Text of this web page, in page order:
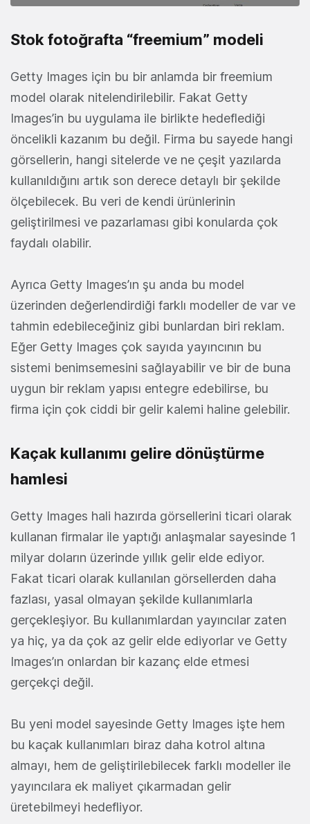
Stok fotoğrafta “freemium” modeli
Getty Images için bu bir anlamda bir freemium
model olarak nitelendirilebilir. Fakat Getty
Images’in bu uygulama ile birlikte hedeflediği
öncelikli kazanım bu değil. Firma bu sayede hangi
görsellerin, hangi sitelerde ve ne çeşit yazılarda
kullanıldığını artık son derece detaylı bir şekilde
ölçebilecek. Bu veri de kendi ürünlerinin
geliştirilmesi ve pazarlaması gibi konularda çok
faydalı olabilir.
Ayrıca Getty Images’ın şu anda bu model
üzerinden değerlendirdiği farklı modeller de var ve
tahmin edebileceğiniz gibi bunlardan biri reklam.
Eğer Getty Images çok sayıda yayıncının bu
sistemi benimsemesini sağlayabilir ve bir de buna
uygun bir reklam yapısı entegre edebilirse, bu
firma için çok ciddi bir gelir kalemi haline gelebilir.
Kaçak kullanımı gelire dönüştürme
hamlesi
Getty Images hali hazırda görsellerini ticari olarak
kullanan firmalar ile yaptığı anlaşmalar sayesinde 1
milyar doların üzerinde yıllık gelir elde ediyor.
Fakat ticari olarak kullanılan görsellerden daha
fazlası, yasal olmayan şekilde kullanımlarla
gerçekleşiyor. Bu kullanımlardan yayıncılar zaten
ya hiç, ya da çok az gelir elde ediyorlar ve Getty
Images’ın onlardan bir kazanç elde etmesi
gerçekçi değil.
Bu yeni model sayesinde Getty Images işte hem
bu kaçak kullanımları biraz daha kotrol altına
almayı, hem de geliştirilebilecek farklı modeller ile
yayıncılara ek maliyet çıkarmadan gelir
üretebilmeyi hedefliyor.